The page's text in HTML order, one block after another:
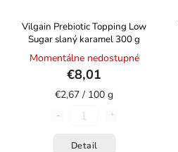
Vilgain Prebiotic Topping Low
Sugar slaný karamel 300 g
Momentálne nedostupné
€8,01
€2,67 / 100 g
Detail